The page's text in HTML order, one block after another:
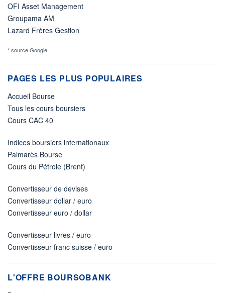
OFI Asset Management
Groupama AM
Lazard Frères Gestion
* source Google
PAGES LES PLUS POPULAIRES
Accueil Bourse
Tous les cours boursiers
Cours CAC 40
Indices boursiers internationaux
Palmarès Bourse
Cours du Pétrole (Brent)
Convertisseur de devises
Convertisseur dollar / euro
Convertisseur euro / dollar
Convertisseur livres / euro
Convertisseur franc suisse / euro
L'OFFRE BOURSOBANK